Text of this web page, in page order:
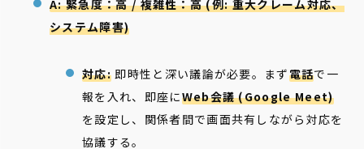
A: 緊急度：高 / 複雑性：高 (例: 重大クレーム対応、
システム障害)
対応:即時性と深い議論が必要。まず電話で一
報を入れ、即座にWeb会議 (Google Meet)
を設定し、関係者間で画面共有しながら対応を
協議する。